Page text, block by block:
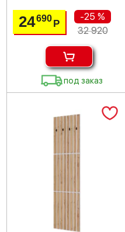
24690Р
-25 %
32 920
под заказ